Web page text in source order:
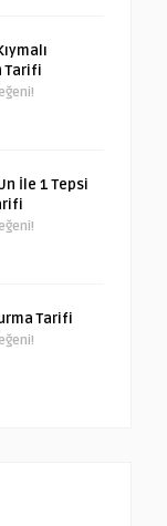
Tarifi
İle 1 Tepsi
Tarifi